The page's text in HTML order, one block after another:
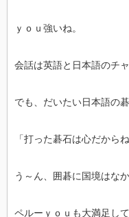
ｙｏｕ強いね。
会話は英語と日本語のチャ
でも、だいたい日本語の
「打った碁石は心だからね
う～ん、囲碁に国境はなか
ペルーｙｏｕも大満足して